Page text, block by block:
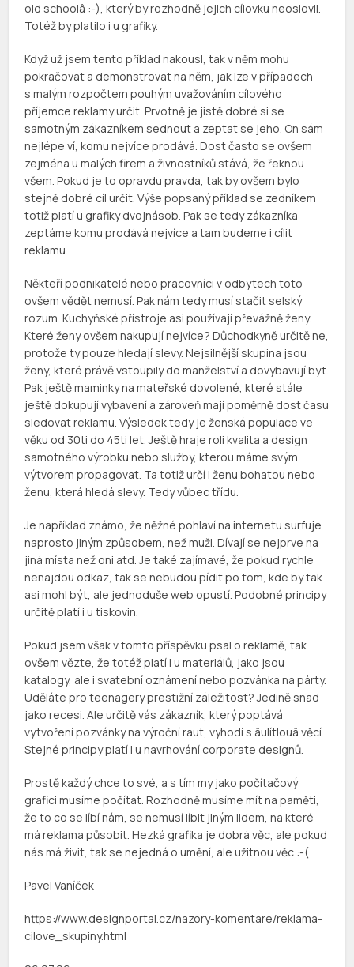
old schoolâ :-), který by rozhodně jejich cílovku neoslovil.
Totéž by platilo i u grafiky.
Když už jsem tento příklad nakousl, tak v něm mohu
pokračovat a demonstrovat na něm, jak lze v případech
s malým rozpočtem pouhým uvažováním cílového
příjemce reklamy určit. Prvotně je jistě dobré si se
samotným zákazníkem sednout a zeptat se jeho. On sám
nejlépe ví, komu nejvíce prodává. Dost často se ovšem
zejména u malých firem a živnostníků stává, že řeknou
všem. Pokud je to opravdu pravda, tak by ovšem bylo
stejně dobré cíl určit. Výše popsaný příklad se zedníkem
totiž platí u grafiky dvojnásob. Pak se tedy zákazníka
zeptáme komu prodává nejvíce a tam budeme i cílit
reklamu.
Někteří podnikatelé nebo pracovníci v odbytech toto
ovšem vědět nemusí. Pak nám tedy musí stačit selský
rozum. Kuchyňské přístroje asi používají převážně ženy.
Které ženy ovšem nakupují nejvíce? Důchodkyně určitě ne,
protože ty pouze hledají slevy. Nejsilnější skupina jsou
ženy, které právě vstoupily do manželství a dovybavují byt.
Pak ještě maminky na mateřské dovolené, které stále
ještě dokupují vybavení a zároveň mají poměrně dost času
sledovat reklamu. Výsledek tedy je ženská populace ve
věku od 30ti do 45ti let. Ještě hraje roli kvalita a design
samotného výrobku nebo služby, kterou máme svým
výtvorem propagovat. Ta totiž určí i ženu bohatou nebo
ženu, která hledá slevy. Tedy vůbec třídu.
Je například známo, že něžné pohlaví na internetu surfuje
naprosto jiným způsobem, než muži. Dívají se nejprve na
jiná místa než oni atd. Je také zajímavé, že pokud rychle
nenajdou odkaz, tak se nebudou pídit po tom, kde by tak
asi mohl být, ale jednoduše web opustí. Podobné principy
určitě platí i u tiskovin.
Pokud jsem však v tomto příspěvku psal o reklamě, tak
ovšem vězte, že totéž platí i u materiálů, jako jsou
katalogy, ale i svatební oznámení nebo pozvánka na párty.
Uděláte pro teenagery prestižní záležitost? Jedině snad
jako recesi. Ale určitě vás zákazník, který poptává
vytvoření pozvánky na výroční raut, vyhodí s âulítlouâ věcí.
Stejné principy platí i u navrhování corporate designů.
Prostě každý chce to své, a s tím my jako počítačový
grafici musíme počítat. Rozhodně musíme mít na paměti,
že to co se líbí nám, se nemusí líbit jiným lidem, na které
má reklama působit. Hezká grafika je dobrá věc, ale pokud
nás má živit, tak se nejedná o umění, ale užitnou věc :-(
Pavel Vaníček
https://www.designportal.cz/nazory-komentare/reklama-
cilove_skupiny.html